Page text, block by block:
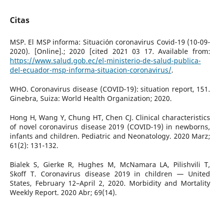
Citas
MSP. El MSP informa: Situación coronavirus Covid-19 (10-09-
2020). [Online].; 2020 [cited 2021 03 17. Available from:
https://www.salud.gob.ec/el-ministerio-de-salud-publica-
del-ecuador-msp-informa-situacion-coronavirus/.
WHO. Coronavirus disease (COVID-19): situation report, 151.
Ginebra, Suiza: World Health Organization; 2020.
Hong H, Wang Y, Chung HT, Chen CJ. Clinical characteristics
of novel coronavirus disease 2019 (COVID-19) in newborns,
infants and children. Pediatric and Neonatology. 2020 Marz;
61(2): 131-132.
Bialek S, Gierke R, Hughes M, McNamara LA, Pilishvili T,
Skoff T. Coronavirus disease 2019 in children — United
States, February 12–April 2, 2020. Morbidity and Mortality
Weekly Report. 2020 Abr; 69(14).